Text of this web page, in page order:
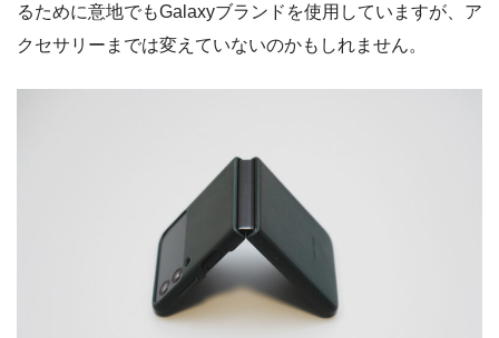
るために意地でもGalaxyブランドを使用していますが、ア
クセサリーまでは変えていないのかもしれません。